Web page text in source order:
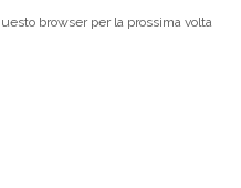
browser per la prossima volta